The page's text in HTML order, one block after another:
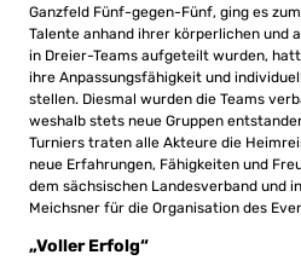
Ganzfeld Fünf-gegen-Fünf, ging es
Talente anhand ihrer körperlichen und
in Dreier-Teams aufgeteilt wurden,
ihre Anpassungsfähigkeit und
stellen. Diesmal wurden die Teams
weshalb stets neue Gruppen
Turniers traten alle Akteure die
neue Erfahrungen, Fähigkeiten und
dem sächsischen Landesverband und
Meichsner für die Organisation des
„Voller Erfolg“